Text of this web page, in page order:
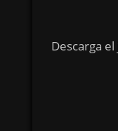
Descarga